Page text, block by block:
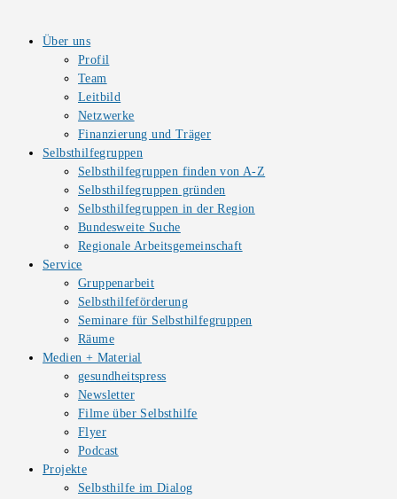
Über uns
Profil
Team
Leitbild
Netzwerke
Finanzierung und Träger
Selbsthilfegruppen
Selbsthilfegruppen finden von A-Z
Selbsthilfegruppen gründen
Selbsthilfegruppen in der Region
Bundesweite Suche
Regionale Arbeitsgemeinschaft
Service
Gruppenarbeit
Selbsthilfeförderung
Seminare für Selbsthilfegruppen
Räume
Medien + Material
gesundheitspress
Newsletter
Filme über Selbsthilfe
Flyer
Podcast
Projekte
Selbsthilfe im Dialog